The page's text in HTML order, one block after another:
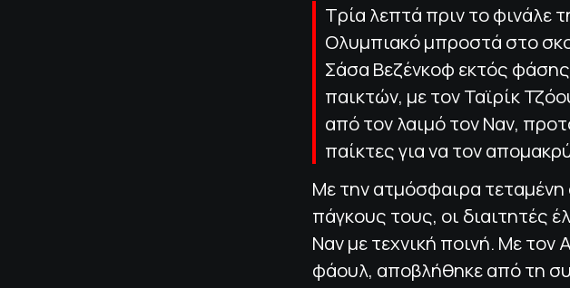
Τρία λεπτά πριν το φινάλε
Ολυμπιακό μπροστά στο
Σάσα Βεζένκοφ εκτός
παικτών, με τον Ταϊρίκ
από τον λαιμό τον Ναν,
παίκτες για να τον
Με την ατμόσφαιρα
πάγκους τους, οι διαιτητές
Ναν με τεχνική ποινή. Με
φάουλ, αποβλήθηκε από τη